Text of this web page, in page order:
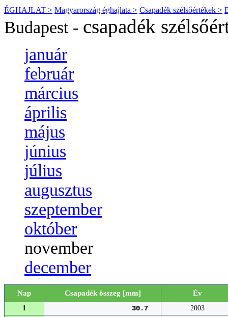
ÉGHAJLAT > Magyarország éghajlata > Csapadék szélsőértékek >
Budapest - csapadék
január
február
március
április
május
június
július
augusztus
szeptember
október
november
december
Nap Csapadék összeg [mm] Év
1 30.7
2003